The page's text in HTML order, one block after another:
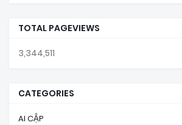
TOTAL PAGEVIEWS
3,344,511
CATEGORIES
AI CẬP